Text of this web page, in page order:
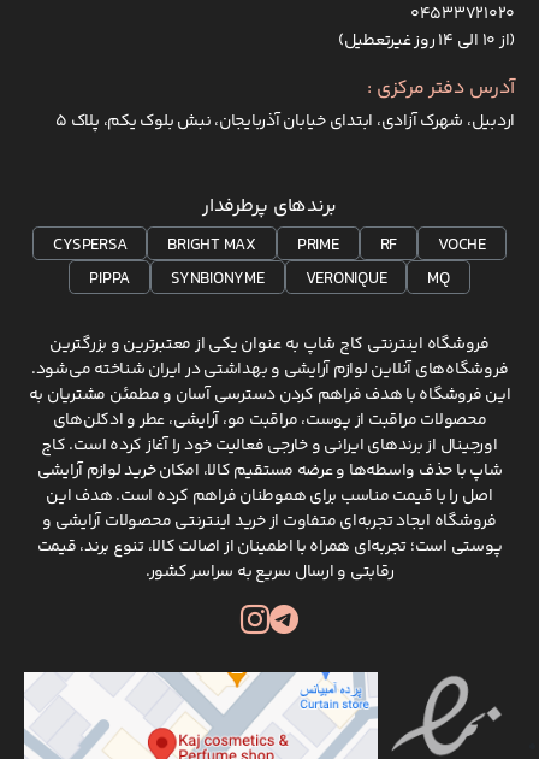
۰۴۵۳۳۷۲۱۰۲۰
(از ۱۰ الی ۱۴ روز غیرتعطیل)
آدرس دفتر مرکزی :
اردبیل، شهرک آزادی، ابتدای خیابان آذربایجان، نبش بلوک یکم، پلاک 5
برندهای پرطرفدار
VOCHE
RF
PRIME
BRIGHT MAX
CYSPERSA
MQ
VERONIQUE
SYNBIONYME
PIPPA
فروشگاه اینترنتی کاج شاپ به عنوان یکی از معتبرترین و بزرگترین
فروشگاه‌های آنلاین لوازم آرایشی و بهداشتی در ایران شناخته می‌شود.
این فروشگاه با هدف فراهم کردن دسترسی آسان و مطمئن مشتریان به
محصولات مراقبت از پوست، مراقبت مو، آرایشی، عطر و ادکلن‌های
اورجینال از برندهای ایرانی و خارجی فعالیت خود را آغاز کرده است. کاج
شاپ با حذف واسطه‌ها و عرضه مستقیم کالا، امکان خرید لوازم آرایشی
اصل را با قیمت مناسب برای هموطنان فراهم کرده است. هدف این
فروشگاه ایجاد تجربه‌ای متفاوت از خرید اینترنتی محصولات آرایشی و
پوستی است؛ تجربه‌ای همراه با اطمینان از اصالت کالا، تنوع برند، قیمت
رقابتی و ارسال سریع به سراسر کشور.